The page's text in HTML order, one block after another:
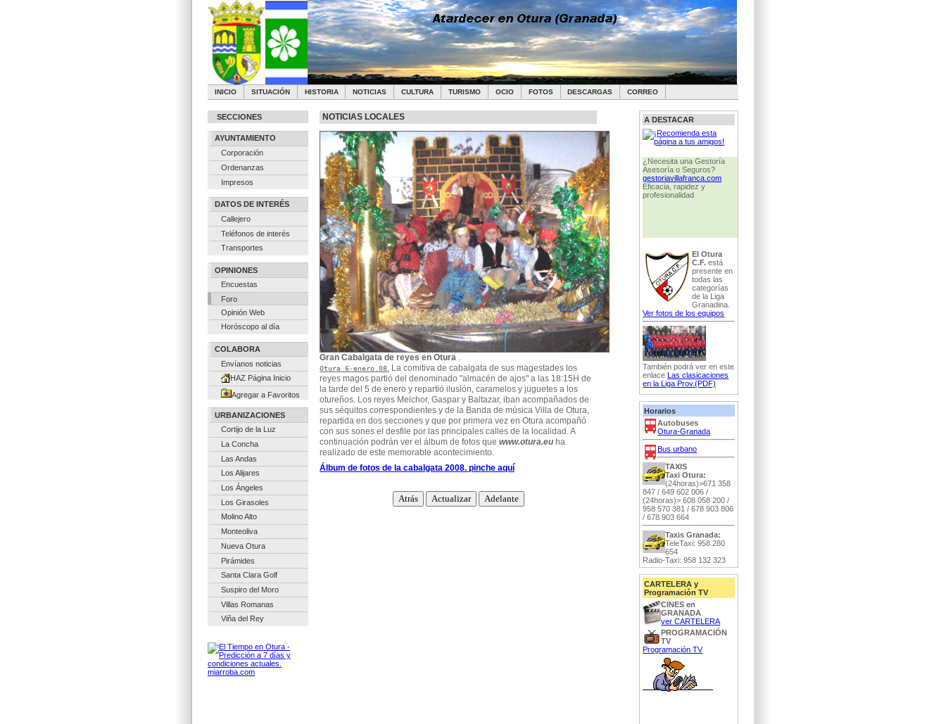
INICIO SITUACIÓN HISTORIA NOTICIAS CULTURA TURISMO OCIO FOTOS DESCARGAS CORREO
SECCIONES
AYUNTAMIENTO
Corporación
Ordenanzas
Impresos
DATOS DE INTERÉS
Callejero
Teléfonos de interés
Transportes
OPINIONES
Encuestas
Foro
Opinión Web
Horóscopo al día
COLABORA
Envíanos noticias
HAZ Página Inicio
Agregar a Favoritos
URBANIZACIONES
Cortijo de la Luz
La Concha
Las Andas
Los Alijares
Los Ángeles
Los Girasoles
Molino Alto
Monteoliva
Nueva Otura
Pirámides
Santa Clara Golf
Suspiro del Moro
Villas Romanas
Viña del Rey
miarroba.com
A DESTACAR
¿Página web propia?
¿resultaría caro? NO, Se la
creamos por muy poco
dinero. Contacto:
info@otura.eu
¿Necesita una Gestoría
Asesoría o Seguros?
gestoriavillafranca.com
Eficacia, rapidez y
profesionalidad
El Otura
C.F. está
presente en
todas las
categorías
de la Liga
Granadina.
Ver fotos de los equipos
También podrá ver en este
enlace Las clasicaciones
en la Liga Prov.(PDF)
Horarios
Autobuses
Otura-Granada
Bus urbano
TAXIS
Taxi Otura:
(24horas)>671 358
847 / 649 602 006 /
(24horas)> 608 058 200 /
958 570 381 / 678 903 806
/ 678 903 664
Taxis Granada:
TeleTaxi: 958 280
654
Radio-Taxi: 958 132 323
CARTELERA y
Programación TV
CINES en
GRANADA
ver CARTELERA
PROGRAMACIÓN
TV
Programación TV
NOTICIAS LOCALES
Gran Cabalgata de reyes en Otura .
Otura 6-enero.08. La comitiva de cabalgata de sus magestades los
reyes magos partió del denominado "almacén de ajos" a las 18:15H de
la tarde del 5 de enero y repartió ilusión, caramelos y juguetes a los
otureños. Los reyes Melchor, Gaspar y Baltazar, iban acompañados de
sus séquitos correspondientes y de la Banda de música Villa de Otura,
repartida en dos secciones y que por primera vez en Otura acompañó
con sus sones el desfile por las principales calles de la localidad. A
continuación podrán ver el álbum de fotos quewww.otura.eu ha
realizado de este memorable acontecimiento.
Álbum de fotos de la cabalgata 2008. pinche aquí